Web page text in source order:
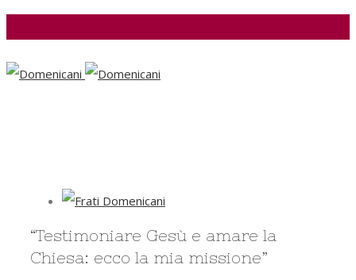
View
“Testimoniare Gesù e amare la
Chiesa: ecco la mia missione”